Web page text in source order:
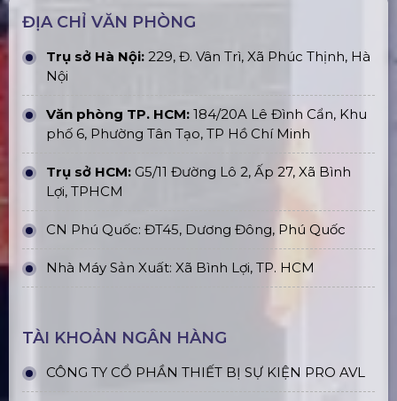
ĐỊA CHỈ VĂN PHÒNG
Trụ sở Hà Nội: 229, Đ. Vân Trì, Xã Phúc Thịnh, Hà
Nội
Văn phòng TP. HCM: 184/20A Lê Đình Cẩn, Khu
phố 6, Phường Tân Tạo, TP Hồ Chí Minh
Trụ sở HCM: G5/11 Đường Lô 2, Ấp 27, Xã Bình
Lợi, TPHCM
CN Phú Quốc: ĐT45, Dương Đông, Phú Quốc
Nhà Máy Sản Xuất: Xã Bình Lợi, TP. HCM
TÀI KHOẢN NGÂN HÀNG
CÔNG TY CỔ PHẦN THIẾT BỊ SỰ KIỆN PRO AVL